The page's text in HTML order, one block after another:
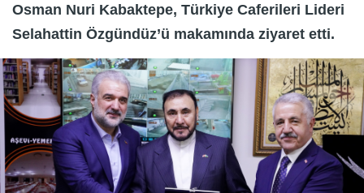
Osman Nuri Kabaktepe, Türkiye Caferileri Lideri
Selahattin Özgündüz’ü makamında ziyaret etti.